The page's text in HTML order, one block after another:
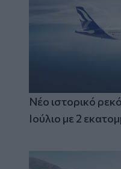
Νέο ιστορικό
Ιούλιο με 2